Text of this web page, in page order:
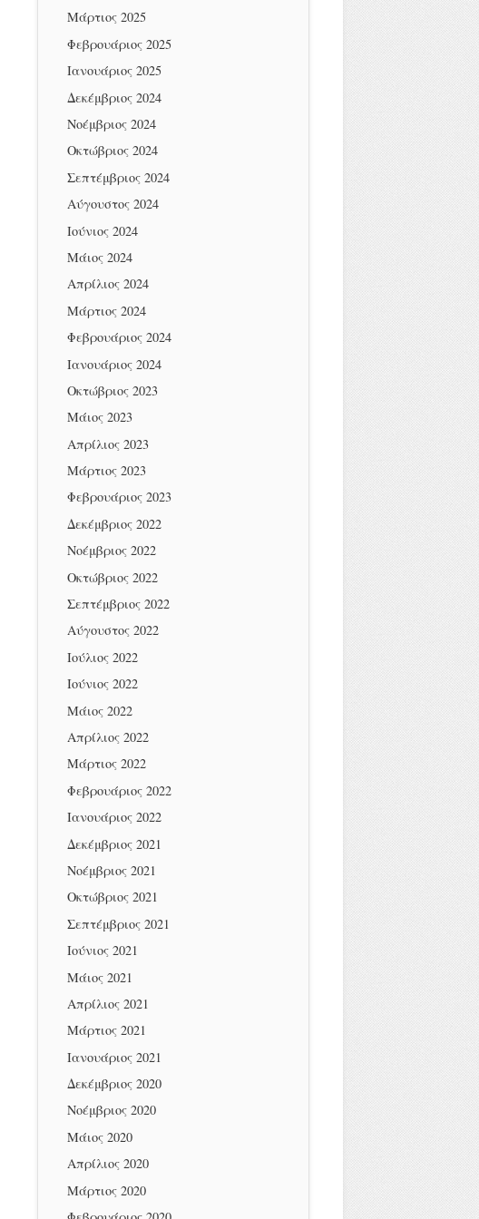
Μάρτιος 2025
Φεβρουάριος 2025
Ιανουάριος 2025
Δεκέμβριος 2024
Νοέμβριος 2024
Οκτώβριος 2024
Σεπτέμβριος 2024
Αύγουστος 2024
Ιούνιος 2024
Μάιος 2024
Απρίλιος 2024
Μάρτιος 2024
Φεβρουάριος 2024
Ιανουάριος 2024
Οκτώβριος 2023
Μάιος 2023
Απρίλιος 2023
Μάρτιος 2023
Φεβρουάριος 2023
Δεκέμβριος 2022
Νοέμβριος 2022
Οκτώβριος 2022
Σεπτέμβριος 2022
Αύγουστος 2022
Ιούλιος 2022
Ιούνιος 2022
Μάιος 2022
Απρίλιος 2022
Μάρτιος 2022
Φεβρουάριος 2022
Ιανουάριος 2022
Δεκέμβριος 2021
Νοέμβριος 2021
Οκτώβριος 2021
Σεπτέμβριος 2021
Ιούνιος 2021
Μάιος 2021
Απρίλιος 2021
Μάρτιος 2021
Ιανουάριος 2021
Δεκέμβριος 2020
Νοέμβριος 2020
Μάιος 2020
Απρίλιος 2020
Μάρτιος 2020